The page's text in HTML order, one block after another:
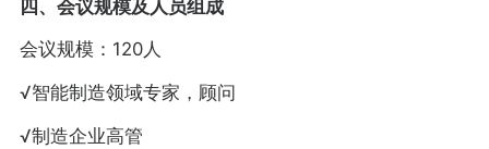
四、会议规模及人员组成
会议规模：120人
√智能制造领域专家，顾问
√制造企业高管